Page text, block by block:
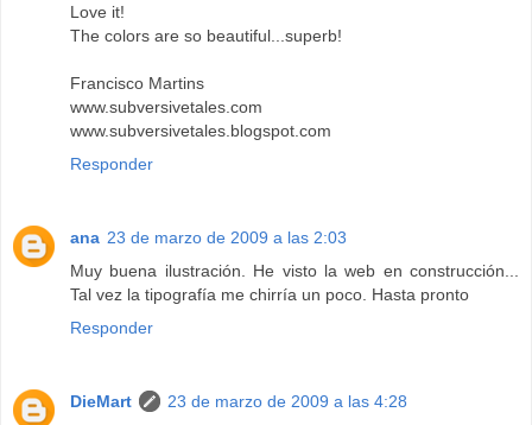
Love it!
The colors are so beautiful...superb!
Francisco Martins
www.subversivetales.com
www.subversivetales.blogspot.com
Responder
ana 23 de marzo de 2009 a las 2:03
Muy buena ilustración. He visto la web en construcción...
Tal vez la tipografía me chirría un poco. Hasta pronto
Responder
DieMart
23 de marzo de 2009 a las 4:28